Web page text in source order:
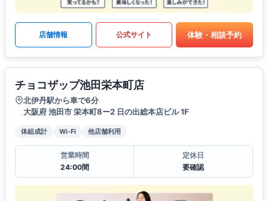
店舗情報 公式サイト 体験・相談予約
チョコザップ池田栄本町店
北伊丹駅から車で6分
大阪府 池田市 栄本町8ー2 日の出総本店ビル 1F
体組成計 Wi-Fi 他店舗利用
営業時間
24:00間
定休日
要確認